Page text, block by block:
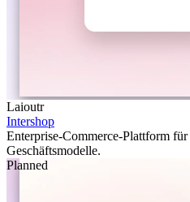
Laioutr
Intershop
Enterprise-Commerce-Plattform
Geschäftsmodelle.
Planned